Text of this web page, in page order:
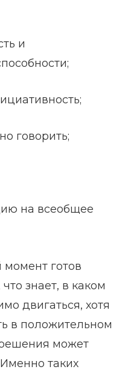
и
говорить;
на всеобщее
готов
знает, в каком
двигаться, хотя
в положительном
решения может
Именно таких